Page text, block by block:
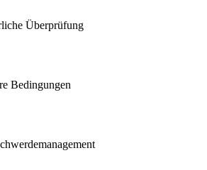
Überprüfung
Bedingungen